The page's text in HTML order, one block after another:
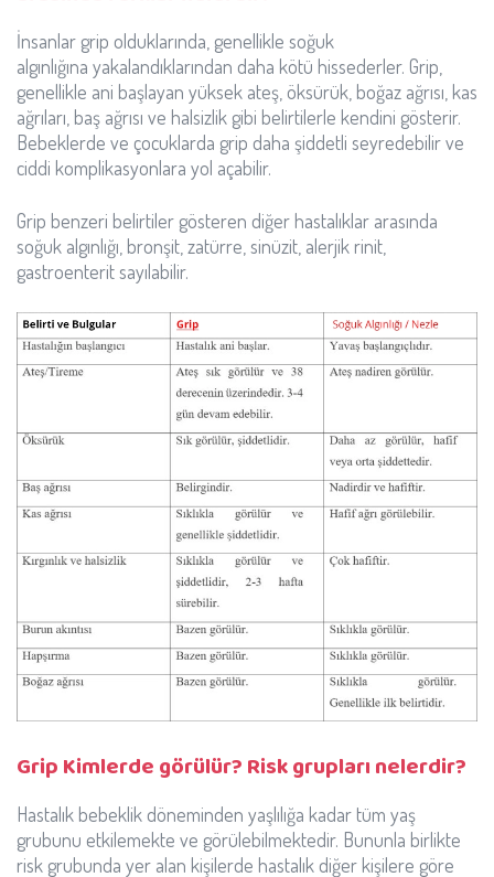
İnsanlar grip olduklarında, genellikle soğuk
algınlığına yakalandıklarından daha kötü hissederler. Grip,
genellikle ani başlayan yüksek ateş, öksürük, boğaz ağrısı, kas
ağrıları, baş ağrısı ve halsizlik gibi belirtilerle kendini gösterir.
Bebeklerde ve çocuklarda grip daha şiddetli seyredebilir ve
ciddi komplikasyonlara yol açabilir.
Grip benzeri belirtiler gösteren diğer hastalıklar arasında
soğuk algınlığı, bronşit, zatürre, sinüzit, alerjik rinit,
gastroenterit sayılabilir.
Grip Kimlerde görülür? Risk grupları nelerdir?
Hastalık bebeklik döneminden yaşlılığa kadar tüm yaş
grubunu etkilemekte ve görülebilmektedir. Bununla birlikte
risk grubunda yer alan kişilerde hastalık diğer kişilere göre